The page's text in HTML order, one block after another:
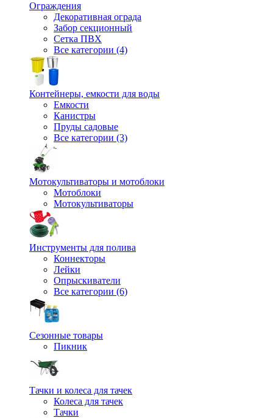
Ограждения
Декоративная ограда
Забор секционный
Сетка ПВХ
Все категории (4)
Контейнеры, емкости для воды
Емкости
Канистры
Пруды садовые
Все категории (3)
Мотокультиваторы и мотоблоки
Мотоблоки
Мотокультиваторы
Инструменты для полива
Коннекторы
Лейки
Опрыскиватели
Все категории (6)
Сезонные товары
Пикник
Тачки и колеса для тачек
Колеса для тачек
Тачки